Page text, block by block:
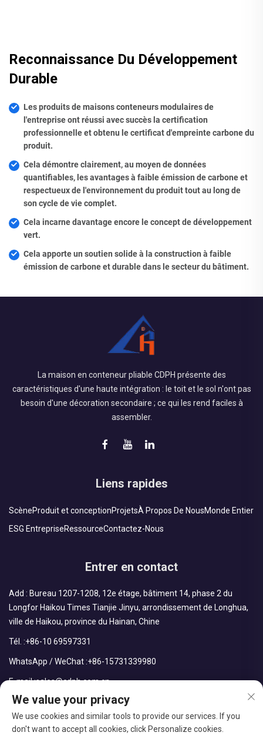
Reconnaissance Du Développement
Durable
Les produits de maisons conteneurs modulaires de
l'entreprise ont réussi avec succès la certification
professionnelle et obtenu le certificat d'empreinte carbone du
produit.
Cela démontre clairement, au moyen de données
quantifiables, les avantages à faible émission de carbone et
respectueux de l'environnement du produit tout au long de
son cycle de vie complet.
Cela incarne davantage encore le concept de développement
vert.
Cela apporte un soutien solide à la construction à faible
émission de carbone et durable dans le secteur du bâtiment.
La maison en conteneur pliable CDPH présente des
caractéristiques d'une haute intégration : le toit et le sol n'ont pas
besoin d'une décoration secondaire ; ce qui les rend faciles à
assembler.
Liens rapides
ScèneProduit et conceptionProjetsÀ Propos De NousMonde Entier
ESG EntrepriseRessourceContactez-Nous
Entrer en contact
Add : Bureau 1207-1208, 12e étage, bâtiment 14, phase 2 du
Longfor Haikou Times Tianjie Jinyu, arrondissement de Longhua,
ville de Haikou, province du Hainan, Chine
Tél. :+86-10 69597331
WhatsApp / WeChat :+86-15731339980
E-mail :sales@cdph.com.cn
We value your privacy
We use cookies and similar tools to provide our services. If you
don't want to accept all cookies, click Personalize cookies.